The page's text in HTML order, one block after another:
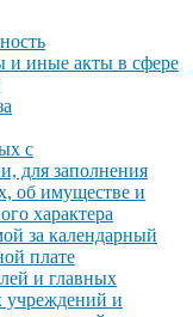
и иные акты в сфере
с
для заполнения
об имуществе и
характера
за календарный
плате
и главных
учреждений и